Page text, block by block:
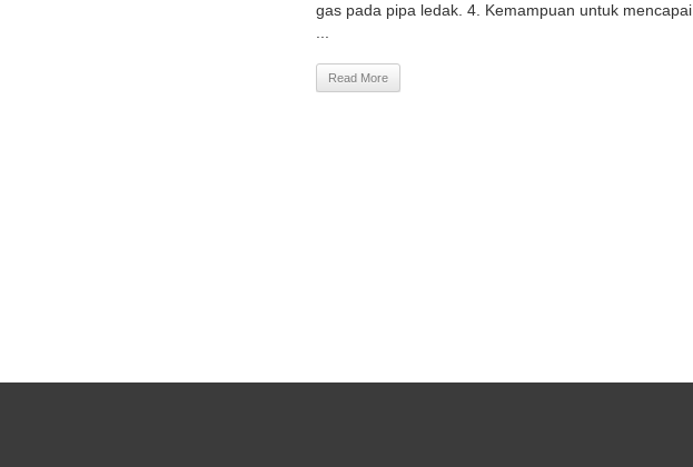
gas pada pipa ledak. 4. Kemampuan untuk mencapai
Read More